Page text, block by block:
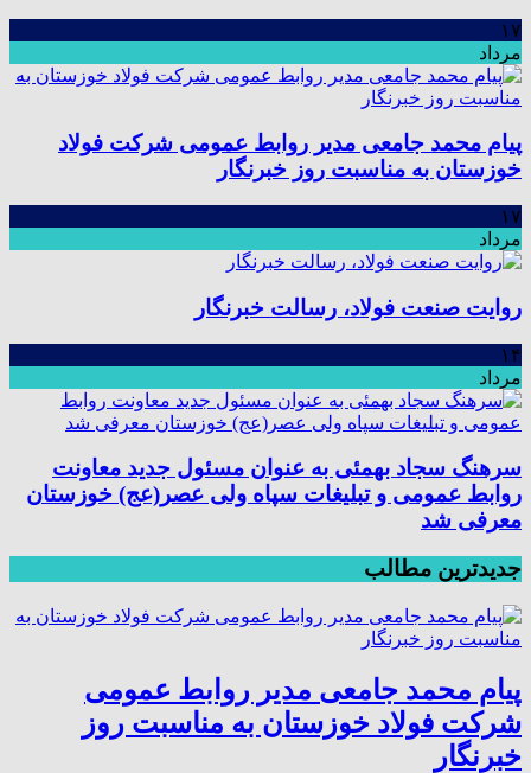
۱۷
مرداد
پیام محمد جامعی مدیر روابط عمومی شرکت فولاد
خوزستان به مناسبت روز خبرنگار
۱۷
مرداد
روایت صنعت فولاد،‌ رسالت خبرنگار
۱۴
مرداد
سرهنگ سجاد بهمئی به عنوان مسئول جدید معاونت
روابط عمومی و تبلیغات سپاه ولی عصر(عج) خوزستان
معرفی شد
جدیدترین مطالب
پیام محمد جامعی مدیر روابط عمومی
شرکت فولاد خوزستان به مناسبت روز
خبرنگار